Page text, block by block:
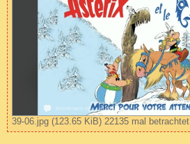
39-06.jpg (123.65 KiB) 22135 mal betrachtet